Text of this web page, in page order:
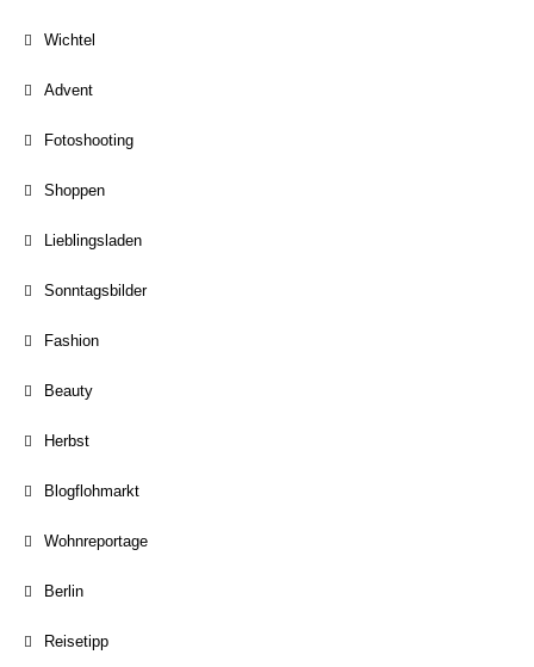
Wichtel
Advent
Fotoshooting
Shoppen
Lieblingsladen
Sonntagsbilder
Fashion
Beauty
Herbst
Blogflohmarkt
Wohnreportage
Berlin
Reisetipp